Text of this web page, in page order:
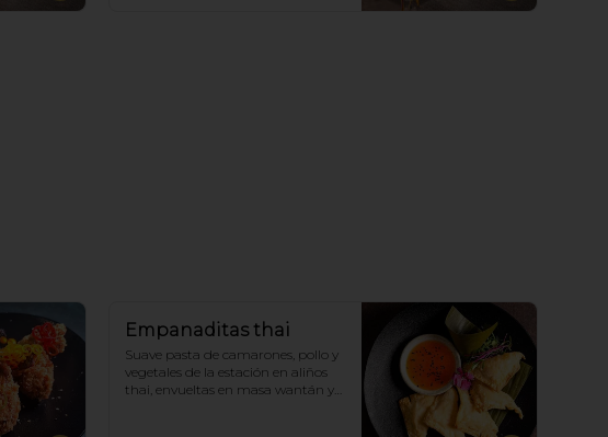
Empanaditas thai
Suave pasta de camarones, pollo y
vegetales de la estación en aliños
thai, envueltas en masa wantán y